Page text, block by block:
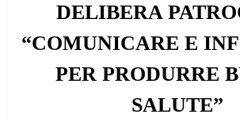
DELIBERA
“COMUNICARE E
PER PRODURRE
SALUTE”